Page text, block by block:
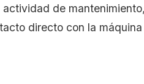
de
directo con la